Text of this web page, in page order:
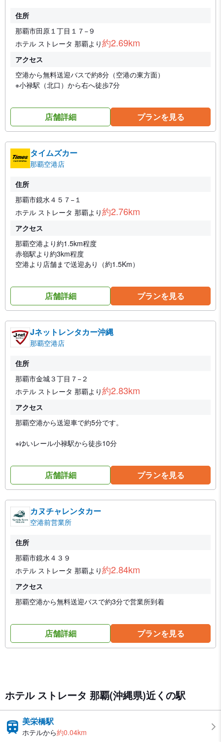
住所
那覇市田原１丁目１７−９
ホテル ストレータ 那覇より約2.69km
アクセス
空港から無料送迎バスで約8分（空港の東方面）
※小禄駅（北口）から右へ徒歩7分
店舗詳細 プランを見る
タイムズカー
那覇空港店
住所
那覇市鏡水４５７−１
ホテル ストレータ 那覇より約2.76km
アクセス
那覇空港より約1.5km程度
赤嶺駅より約3km程度
空港より店舗まで送迎あり（約1.5Km）
店舗詳細 プランを見る
Jネットレンタカー沖縄
那覇空港店
住所
那覇市金城３丁目７−２
ホテル ストレータ 那覇より約2.83km
アクセス
那覇空港から送迎車で約5分です。
※ゆいレール小禄駅から徒歩10分
店舗詳細 プランを見る
カヌチャレンタカー
空港前営業所
住所
那覇市鏡水４３９
ホテル ストレータ 那覇より約2.84km
アクセス
那覇空港から無料送迎バスで約3分で営業所到着
店舗詳細 プランを見る
ホテル ストレータ 那覇(沖縄県)近くの駅
美栄橋駅
ホテルから約0.04km